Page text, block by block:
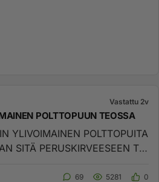
Vastattu 2v
POLTTOPUUN TEOSSA
YLIVOIMAINEN POLTTOPUITA
SITÄ PERUSKIRVEESEEN TAI
69 5281 0